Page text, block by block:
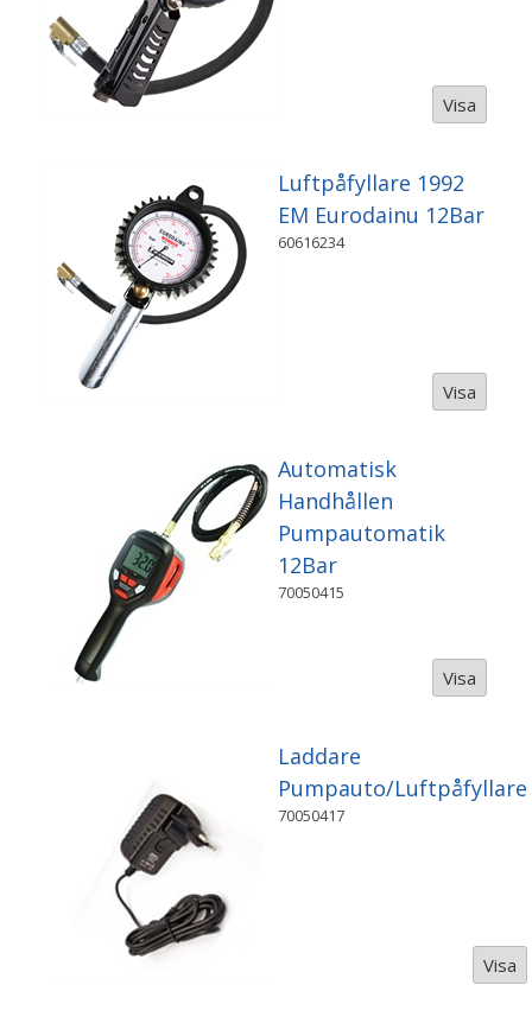
Visa
Luftpåfyllare 1992
EM Eurodainu 12Bar
60616234
Visa
Automatisk
Handhållen
Pumpautomatik
12Bar
70050415
Visa
Laddare
Pumpauto/Luftpåfyllare
70050417
Visa